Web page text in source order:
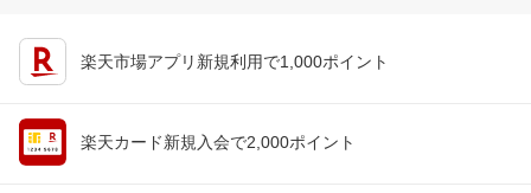
楽天市場アプリ新規利用で1,000ポイント
楽天カード新規入会で2,000ポイント